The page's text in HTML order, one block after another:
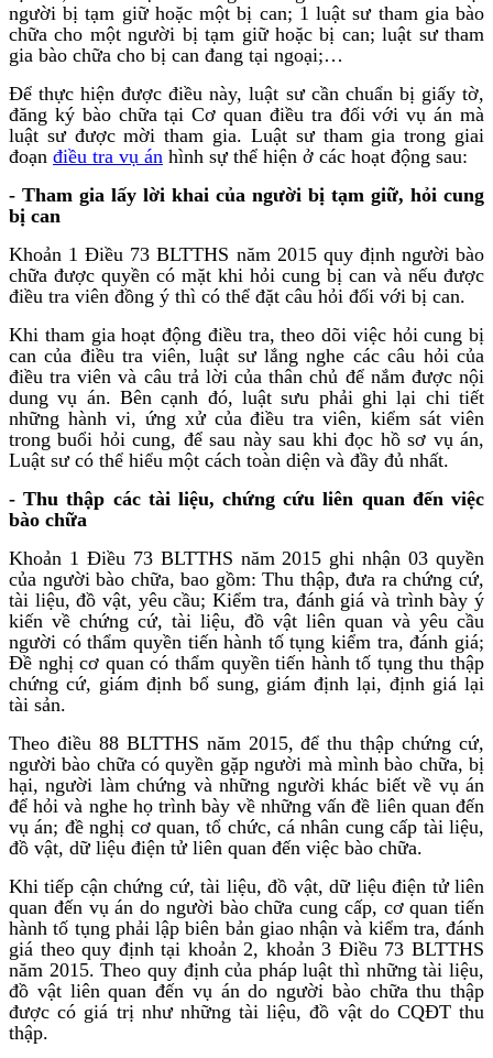
người bị tạm giữ hoặc một bị can; 1 luật sư tham gia bào
chữa cho một người bị tạm giữ hoặc bị can; luật sư tham
gia bào chữa cho bị can đang tại ngoại;…
Để thực hiện được điều này, luật sư cần chuẩn bị giấy tờ,
đăng ký bào chữa tại Cơ quan điều tra đối với vụ án mà
luật sư được mời tham gia. Luật sư tham gia trong giai
đoạn điều tra vụ án hình sự thể hiện ở các hoạt động sau:
- Tham gia lấy lời khai của người bị tạm giữ, hỏi cung
bị can
Khoản 1 Điều 73 BLTTHS năm 2015 quy định người bào
chữa được quyền có mặt khi hỏi cung bị can và nếu được
điều tra viên đồng ý thì có thể đặt câu hỏi đối với bị can.
Khi tham gia hoạt động điều tra, theo dõi việc hỏi cung bị
can của điều tra viên, luật sư lắng nghe các câu hỏi của
điều tra viên và câu trả lời của thân chủ để nắm được nội
dung vụ án. Bên cạnh đó, luật sưu phải ghi lại chi tiết
những hành vi, ứng xử của điều tra viên, kiểm sát viên
trong buổi hỏi cung, để sau này sau khi đọc hồ sơ vụ án,
Luật sư có thể hiểu một cách toàn diện và đầy đủ nhất.
- Thu thập các tài liệu, chứng cứu liên quan đến việc
bào chữa
Khoản 1 Điều 73 BLTTHS năm 2015 ghi nhận 03 quyền
của người bào chữa, bao gồm: Thu thập, đưa ra chứng cứ,
tài liệu, đồ vật, yêu cầu; Kiểm tra, đánh giá và trình bày ý
kiến về chứng cứ, tài liệu, đồ vật liên quan và yêu cầu
người có thẩm quyền tiến hành tố tụng kiểm tra, đánh giá;
Đề nghị cơ quan có thẩm quyền tiến hành tố tụng thu thập
chứng cứ, giám định bổ sung, giám định lại, định giá lại
tài sản.
Theo điều 88 BLTTHS năm 2015, để thu thập chứng cứ,
người bào chữa có quyền gặp người mà mình bào chữa, bị
hại, người làm chứng và những người khác biết về vụ án
để hỏi và nghe họ trình bày về những vấn đề liên quan đến
vụ án; đề nghị cơ quan, tổ chức, cá nhân cung cấp tài liệu,
đồ vật, dữ liệu điện tử liên quan đến việc bào chữa.
Khi tiếp cận chứng cứ, tài liệu, đồ vật, dữ liệu điện tử liên
quan đến vụ án do người bào chữa cung cấp, cơ quan tiến
hành tố tụng phải lập biên bản giao nhận và kiểm tra, đánh
giá theo quy định tại khoản 2, khoản 3 Điều 73 BLTTHS
năm 2015. Theo quy định của pháp luật thì những tài liệu,
đồ vật liên quan đến vụ án do người bào chữa thu thập
được có giá trị như những tài liệu, đồ vật do CQĐT thu
thập.